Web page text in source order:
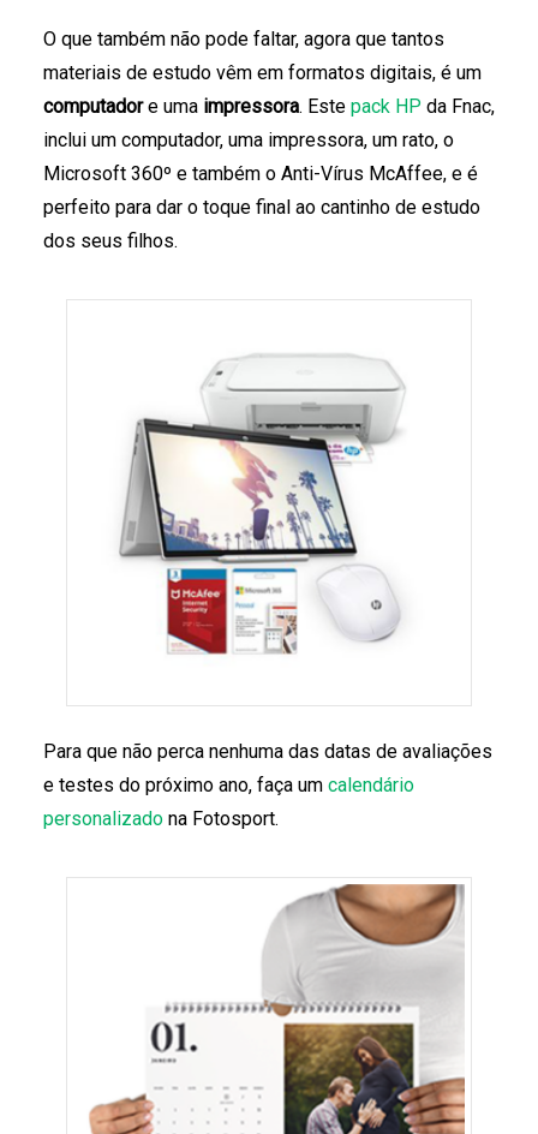
O que também não pode faltar, agora que tantos
materiais de estudo vêm em formatos digitais, é um
computadore uma impressora. Este pack HP da Fnac,
inclui um computador, uma impressora, um rato, o
Microsoft 360º e também o Anti-Vírus McAffee, e é
perfeito para dar o toque final ao cantinho de estudo
dos seus filhos.
Para que não perca nenhuma das datas de avaliações
e testes do próximo ano, faça um calendário
personalizadona Fotosport.